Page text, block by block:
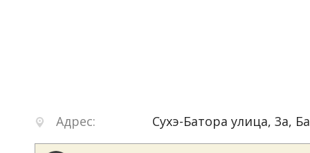
Адрес: Сухэ-Батора улица, 3а,